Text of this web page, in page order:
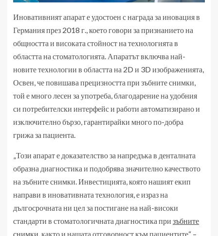
Иновативният апарат е удостоен с награда за иновация в
Германия през 2018 г., което говори за признанието на
общността и високата стойност на технологията в
областта на стоматологията. Апаратът включва най-
новите технологии в областта на 2D и 3D изображенията,
Освен, че повишава прецизността при зъбните снимки,
той е много лесен за употреба, благодарение на удобния
си потребителски интерфейс и работи автоматизирано и
изключително бързо, гарантирайки много по-добра
грижа за пациента.
„Този апарат е доказателство за напредъка в денталната
образна диагностика и подобрява значително качеството
на зъбните снимки. Инвестицията, която нашият екип
направи в иновативната технология, е израз на
дългосрочната ни цел за постигане на най-високи
стандарти в стоматологичната диагностика при зъбните
снимки, както и нашата отговорност към пациентите“ –